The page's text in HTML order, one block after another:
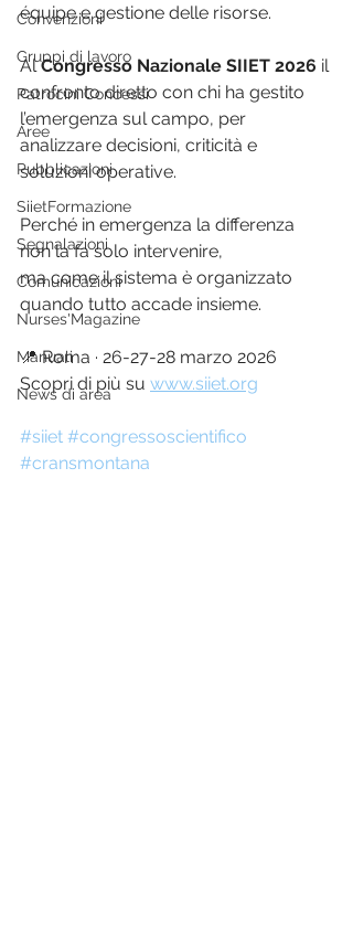
Convenzioni
Gruppi di lavoro
Patrocini Concessi
Aree
Pubblicazioni
SiietFormazione
Segnalazioni
Comunicazioni
Nurses'Magazine
Manuali
News di area
équipe e gestione delle risorse.
Al Congresso Nazionale SIIET 2026 il
confronto diretto con chi ha gestito
l’emergenza sul campo, per
analizzare decisioni, criticità e
soluzioni operative.
Perché in emergenza la differenza
non la fa solo intervenire,
ma come il sistema è organizzato
quando tutto accade insieme.
📍 Roma · 26-27-28 marzo 2026
Scopri di più su www.siiet.org
#siiet #congressoscientifico
#cransmontana